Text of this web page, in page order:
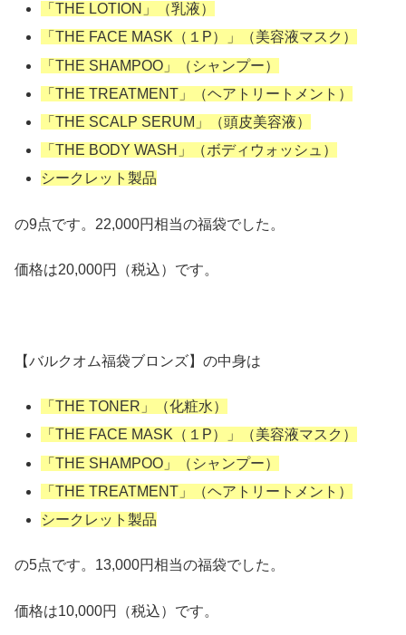
「THE LOTION」（乳液）
「THE FACE MASK（１P）」（美容液マスク）
「THE SHAMPOO」（シャンプー）
「THE TREATMENT」（ヘアトリートメント）
「THE SCALP SERUM」（頭皮美容液）
「THE BODY WASH」（ボディウォッシュ）
シークレット製品
の9点です。22,000円相当の福袋でした。
価格は20,000円（税込）です。
【バルクオム福袋ブロンズ】の中身は
「THE TONER」（化粧水）
「THE FACE MASK（１P）」（美容液マスク）
「THE SHAMPOO」（シャンプー）
「THE TREATMENT」（ヘアトリートメント）
シークレット製品
の5点です。13,000円相当の福袋でした。
価格は10,000円（税込）です。